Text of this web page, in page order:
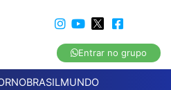
Entrar no grupo
BRASILMUNDO